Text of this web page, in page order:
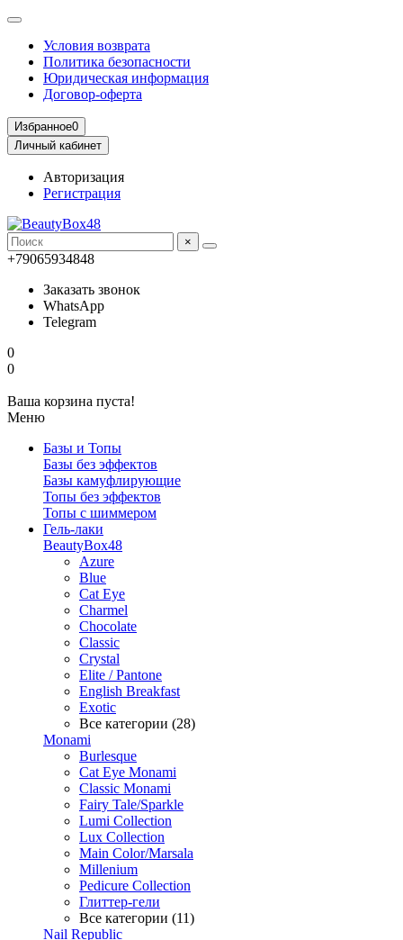
Условия возврата
Политика безопасности
Юридическая информация
Договор-оферта
Избранное0
Личный кабинет
Авторизация
Регистрация
×
+79065934848
Заказать звонок
WhatsApp
Telegram
0
0
Ваша корзина пуста!
Меню
Базы и Топы
Базы без эффектов
Базы камуфлирующие
Топы без эффектов
Топы с шиммером
Гель-лаки
BeautyBox48
Azure
Blue
Cat Eye
Charmel
Chocolate
Classic
Crystal
Elite / Pantone
English Breakfast
Exotic
Все категории (28)
Monami
Burlesque
Cat Eye Monami
Classic Monami
Fairy Tale/Sparkle
Lumi Collection
Lux Collection
Main Color/Marsala
Millenium
Pedicure Collection
Глиттер-гели
Все категории (11)
Nail Republic